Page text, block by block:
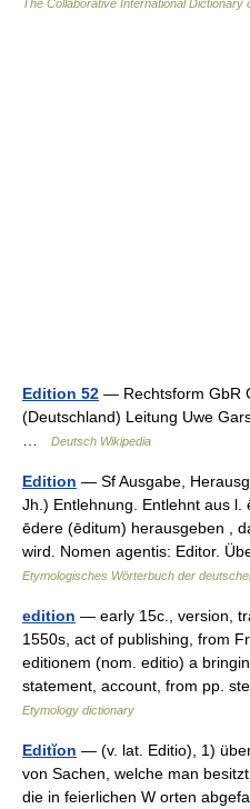
The Collaborative International Dictionary
Edition 52 — Rechtsform GbR
(Deutschland) Leitung Uwe
Deutsch Wikipedia
Edition — Sf Ausgabe,
Jh.) Entlehnung. Entlehnt aus l.
ēdere (ēditum) herausgeben ,
wird. Nomen agentis: Editor.
Etymologisches Wörterbuch der
edition — early 15c., version,
1550s, act of publishing, from
editionem (nom. editio) a
statement, account, from pp.
Etymology dictionary
Editĭon — (v. lat. Editio), 1)
von Sachen, welche man
die in feierlichen W orten